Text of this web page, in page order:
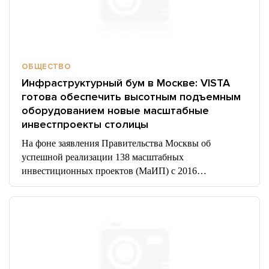
ОБЩЕСТВО
Инфраструктурный бум в Москве: VISTA
готова обеспечить высотным подъемным
оборудованием новые масштабные
инвестпроекты столицы
На фоне заявления Правительства Москвы об
успешной реализации 138 масштабных
инвестиционных проектов (МаИП) с 2016…